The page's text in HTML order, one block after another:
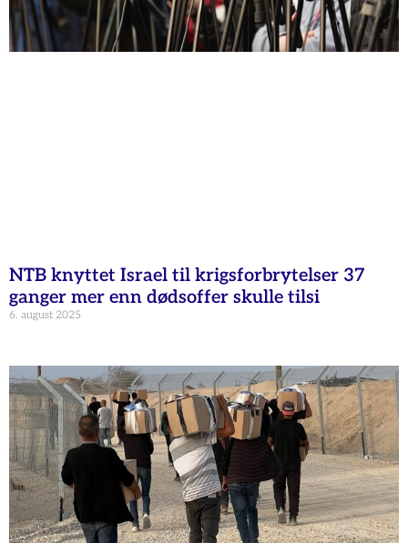
NTB knyttet Israel til krigsforbrytelser 37
ganger mer enn dødsoffer skulle tilsi
6. august 2025